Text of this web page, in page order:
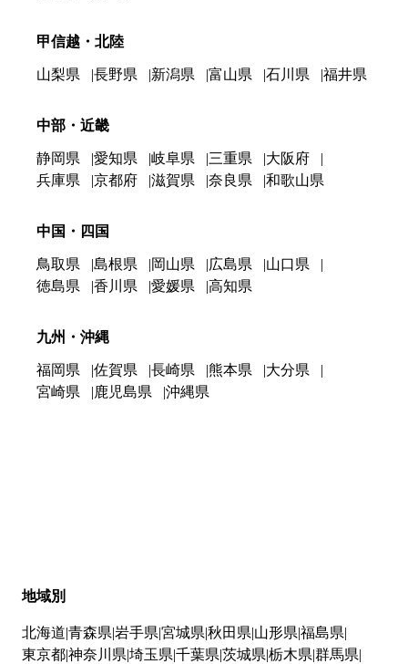
甲信越・北陸
山梨県 長野県 新潟県 富山県 石川県 福井県
中部・近畿
静岡県 愛知県 岐阜県 三重県
大阪府
兵庫県
京都府 滋賀県 奈良県 和歌山県
中国・四国
鳥取県 島根県 岡山県 広島県
山口県
徳島県
香川県 愛媛県 高知県
九州・沖縄
福岡県 佐賀県 長崎県 熊本県
大分県
宮崎県
鹿児島県 沖縄県
地域別
北海道 青森県 岩手県 宮城県 秋田県 山形県 福島県
東京都神奈川県 埼玉県 千葉県 茨城県 栃木県 群馬県